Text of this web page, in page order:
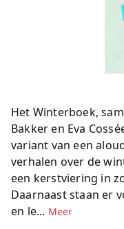
Het Winterboek,
Bakker en Eva
variant van een
verhalen over de
een kerstviering in
Daarnaast staan er
en le... Meer